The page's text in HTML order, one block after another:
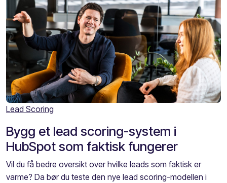
Lead Scoring
Bygg et lead scoring-system i
HubSpot som faktisk fungerer
Vil du få bedre oversikt over hvilke leads som faktisk er
varme? Da bør du teste den nye lead scoring-modellen i